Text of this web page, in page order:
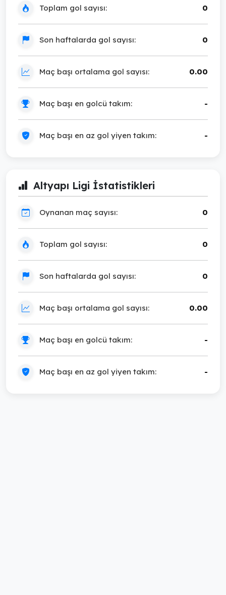
Toplam gol sayısı: 0
Son haftalarda gol sayısı: 0
Maç başı ortalama gol sayısı: 0.00
Maç başı en golcü takım: -
Maç başı en az gol yiyen takım: -
Altyapı Ligi İstatistikleri
Oynanan maç sayısı: 0
Toplam gol sayısı: 0
Son haftalarda gol sayısı: 0
Maç başı ortalama gol sayısı: 0.00
Maç başı en golcü takım: -
Maç başı en az gol yiyen takım: -